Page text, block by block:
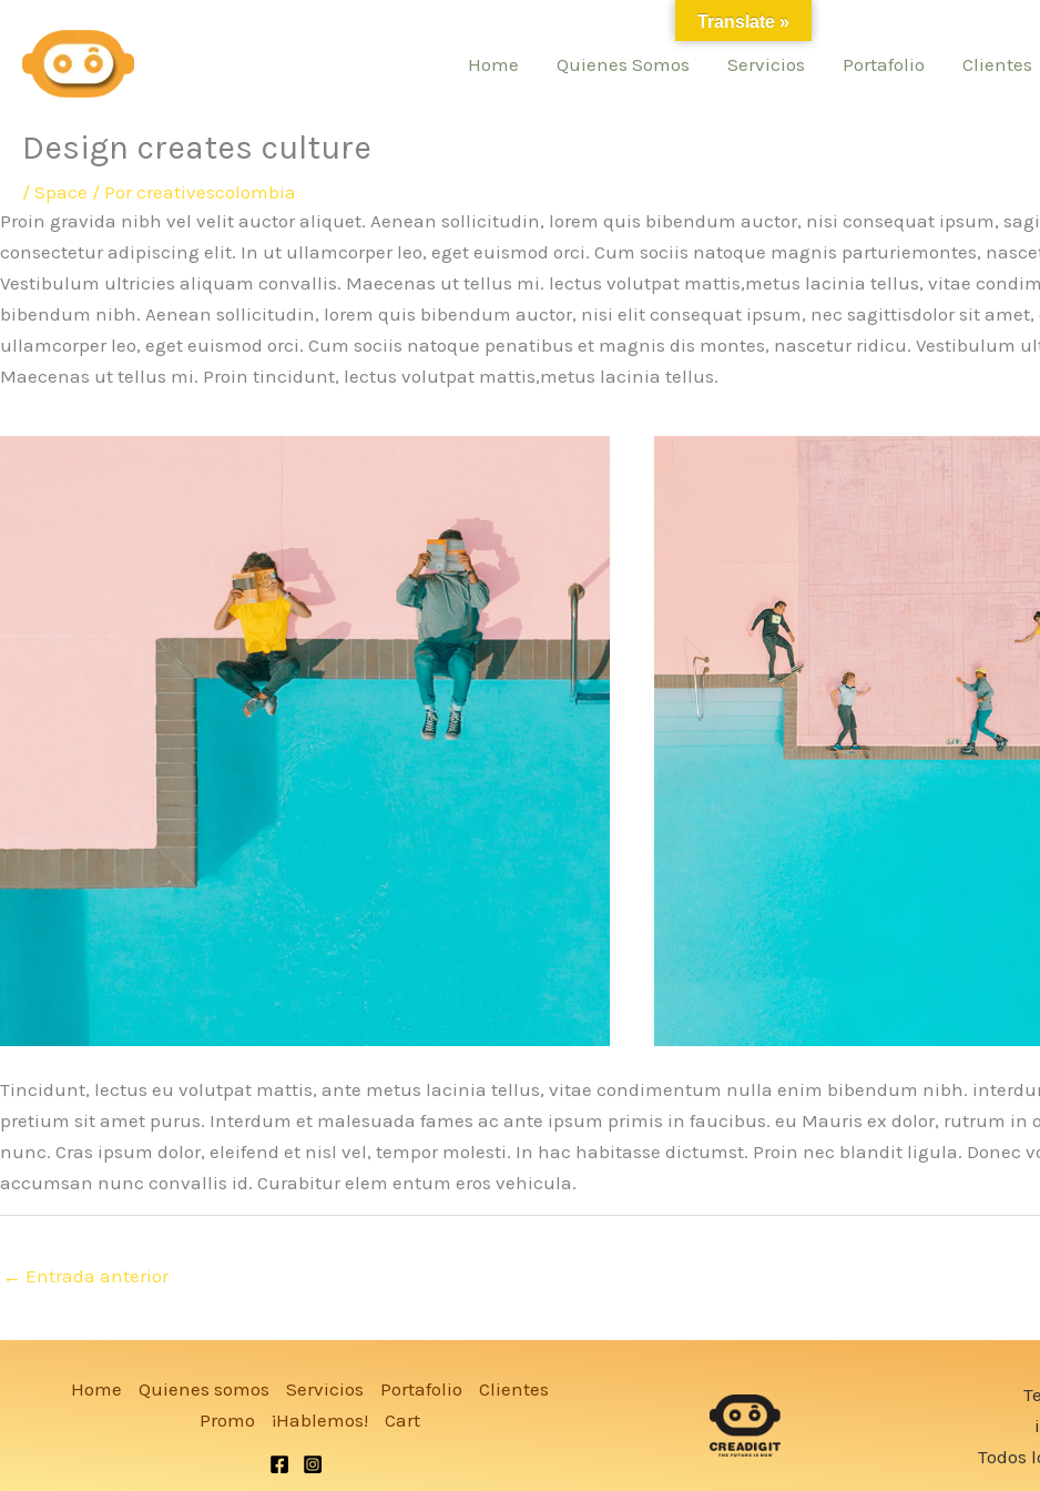
contenido
Home Quienes Somos Servicios Portafolio Clientes
Design creates culture
/ Space / Porcreativescolombia
Proin gravida nibh vel velit auctor aliquet. Aenean sollicitudin, lorem quis bibendum auctor, nisi consequat ipsum,
consectetur adipiscing elit. In ut ullamcorper leo, eget euismod orci. Cum sociis natoque magnis parturiemontes,
Vestibulum ultricies aliquam convallis. Maecenas ut tellus mi. lectus volutpat mattis,metus lacinia tellus, vitae
bibendum nibh. Aenean sollicitudin, lorem quis bibendum auctor, nisi elit consequat ipsum, nec sagittisdolor sit
ullamcorper leo, eget euismod orci. Cum sociis natoque penatibus et magnis dis montes, nascetur ridicu. Vestibulum
Maecenas ut tellus mi. Proin tincidunt, lectus volutpat mattis,metus lacinia tellus.
Tincidunt, lectus eu volutpat mattis, ante metus lacinia tellus, vitae condimentum nulla enim bibendum nibh.
pretium sit amet purus. Interdum et malesuada fames ac ante ipsum primis in faucibus. eu Mauris ex dolor, rutrum in
nunc. Cras ipsum dolor, eleifend et nisl vel, tempor molesti. In hac habitasse dictumst. Proin nec blandit ligula. Donec
accumsan nunc convallis id. Curabitur elem entum eros vehicula.
← Entrada anterior
Home Quienes somos Servicios Portafolio
Clientes
Promo
¡Hablemos! Cart
Todos
Translate »